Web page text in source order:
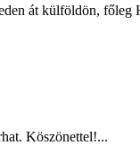
át külföldön, főleg
Köszönettel!...